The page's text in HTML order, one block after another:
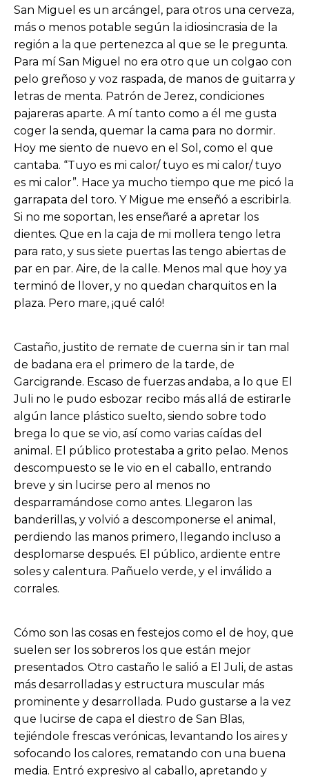
San Miguel es un arcángel, para otros una cerveza,
más o menos potable según la idiosincrasia de la
región a la que pertenezca al que se le pregunta.
Para mí San Miguel no era otro que un colgao con
pelo greñoso y voz raspada, de manos de guitarra y
letras de menta. Patrón de Jerez, condiciones
pajareras aparte. A mí tanto como a él me gusta
coger la senda, quemar la cama para no dormir.
Hoy me siento de nuevo en el Sol, como el que
cantaba. “Tuyo es mi calor/ tuyo es mi calor/ tuyo
es mi calor”. Hace ya mucho tiempo que me picó la
garrapata del toro. Y Migue me enseñó a escribirla.
Si no me soportan, les enseñaré a apretar los
dientes. Que en la caja de mi mollera tengo letra
para rato, y sus siete puertas las tengo abiertas de
par en par. Aire, de la calle. Menos mal que hoy ya
terminó de llover, y no quedan charquitos en la
plaza. Pero mare, ¡qué caló!
Castaño, justito de remate de cuerna sin ir tan mal
de badana era el primero de la tarde, de
Garcigrande. Escaso de fuerzas andaba, a lo que El
Juli no le pudo esbozar recibo más allá de estirarle
algún lance plástico suelto, siendo sobre todo
brega lo que se vio, así como varias caídas del
animal. El público protestaba a grito pelao. Menos
descompuesto se le vio en el caballo, entrando
breve y sin lucirse pero al menos no
desparramándose como antes. Llegaron las
banderillas, y volvió a descomponerse el animal,
perdiendo las manos primero, llegando incluso a
desplomarse después. El público, ardiente entre
soles y calentura. Pañuelo verde, y el inválido a
corrales.
Cómo son las cosas en festejos como el de hoy, que
suelen ser los sobreros los que están mejor
presentados. Otro castaño le salió a El Juli, de astas
más desarrolladas y estructura muscular más
prominente y desarrollada. Pudo gustarse a la vez
que lucirse de capa el diestro de San Blas,
tejiéndole frescas verónicas, levantando los aires y
sofocando los calores, rematando con una buena
media. Entró expresivo al caballo, apretando y